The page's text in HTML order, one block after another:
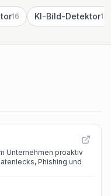
16 KI-Bild-Detektor12
Unternehmen proaktiv
Phishing und